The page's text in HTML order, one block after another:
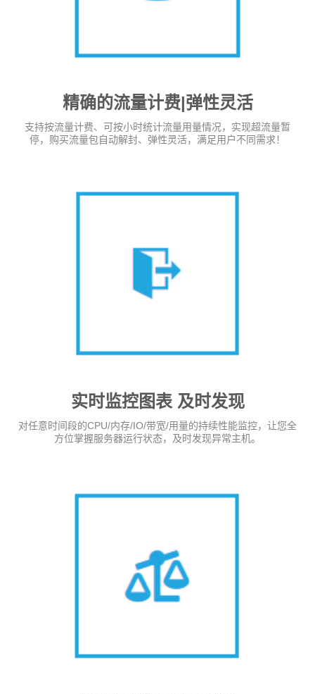
精确的流量计费|弹性灵活
支持按流量计费、可按小时统计流量用量情况，实现超流量暂
停，购买流量包自动解封、弹性灵活，满足用户不同需求！
实时监控图表 及时发现
对任意时间段的CPU/内存/IO/带宽/用量的持续性能监控，让您全
方位掌握服务器运行状态，及时发现异常主机。